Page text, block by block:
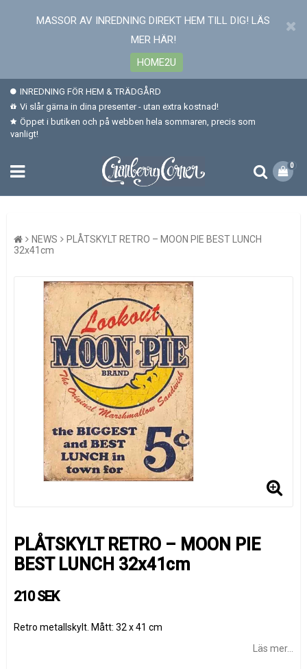
MASSOR AV INREDNING DIREKT HEM TILL DIG! LÄS
MER HÄR!
HOME2U
INREDNING FÖR HEM & TRÄDGÅRD
Vi slår gärna in dina presenter - utan extra kostnad!
Öppet i butiken och på webben hela sommaren, precis som
vanligt!
0
NEWS
PLÅTSKYLT RETRO – MOON PIE BEST LUNCH
32x41cm
PLÅTSKYLT RETRO – MOON PIE
BEST LUNCH 32x41cm
210 SEK
Retro metallskylt. Mått: 32 x 41 cm
Läs mer...